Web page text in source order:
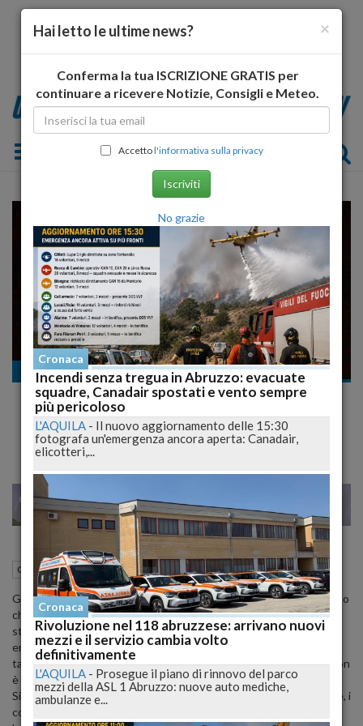
Toggle navigation
Cronaca
Bocciati emendamenti sulle tasse. L'ira di
Lolli
MILANO 29
Cronaca L'Aquila (AQ) 21 Luglio 2009 19:28
Giovanni Lolli, deputato aquilano del Pd, giudica "gravissimo" il fatto
che "nonostante le solenni promesse di Silvio Berlusconi" siano
stati respinti, nell'esame del decreto anti-crisi alla Camera, gli
emendamenti "con cui chiedevamo il rinvio della restituzione delle
tasse sospese per tutti i cittadini delle zone colpite dal sisma". "Non
è bastata - si rammarica Lolli - la protesta ferma e decisa del
Sindaco dell'Aquila, Massimo Cialente, non sono bastate le lettere, i
comunicati dei comitati, le tantissime voci degli aquilani, non è
×
Hai letto le ultime news?
Conferma la tua ISCRIZIONE GRATIS per
continuare a ricevere Notizie, Consigli e Meteo.
Accettol'informativa sulla privacy
Iscriviti
No grazie
Cronaca
Incendi senza tregua in Abruzzo: evacuate
squadre, Canadair spostati e vento sempre
più pericoloso
L'AQUILA - Il nuovo aggiornamento delle 15:30
fotografa un'emergenza ancora aperta: Canadair,
elicotteri,...
Cronaca
Rivoluzione nel 118 abruzzese: arrivano nuovi
mezzi e il servizio cambia volto
definitivamente
L'AQUILA - Prosegue il piano di rinnovo del parco
mezzi della ASL 1 Abruzzo: nuove auto mediche,
ambulanze e...